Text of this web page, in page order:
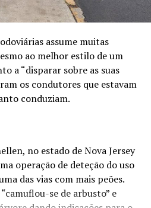
assume muitas
ao melhor estilo de um
a “disparar sobre as suas
os condutores que estavam
conduziam.
no estado de Nova Jersey
operação de deteção do uso
das vias com mais peões.
se de arbusto” e